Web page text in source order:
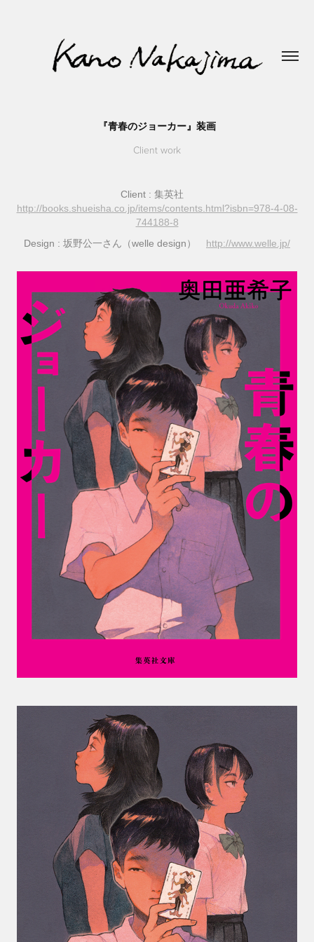
『青春のジョーカー』装画
Client work
Client : 集英社
http://books.shueisha.co.jp/items/contents.html?isbn=978-4-08-
744188-8
Design : 坂野公一さん（welle design） http://www.welle.jp/